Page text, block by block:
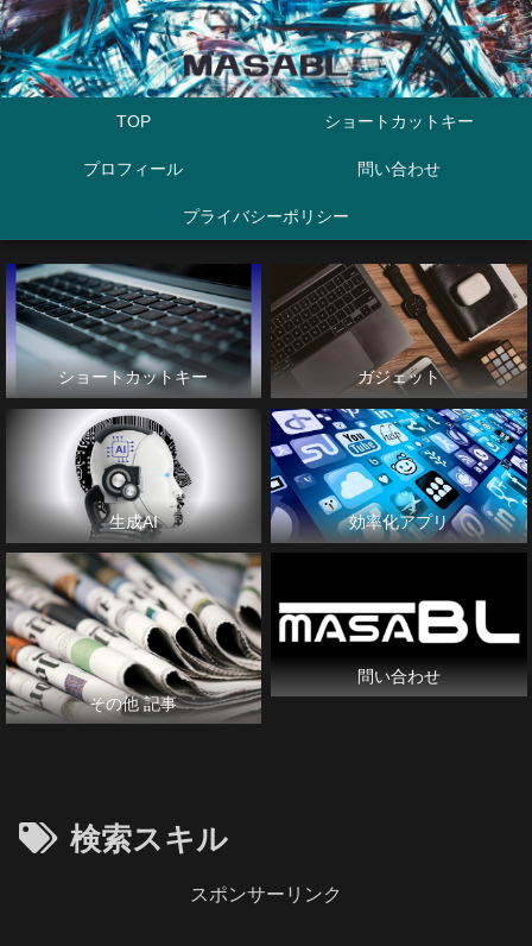
TOP ショートカットキー
プロフィール 問い合わせ
プライバシーポリシー
ショートカットキー ガジェット
生成AI 効率化アプリ
その他 記事
問い合わせ
検索スキル
スポンサーリンク